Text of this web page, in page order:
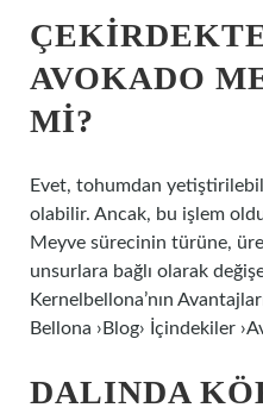
AVOKADO
MI?
Evet, tohumdan
olabilir. Ancak, bu işlem
Meyve sürecinin türüne,
unsurlara bağlı olarak
Kernelbellona’nın
Bellona ›Blog› İçindekiler
DALINDA